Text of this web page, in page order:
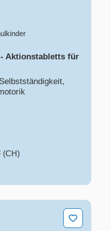
Aktionstabletts für
(CH)
Planer für Tagesmütter